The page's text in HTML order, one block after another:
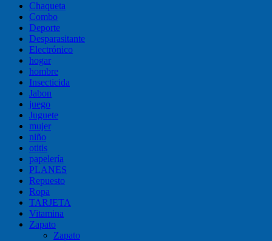
Chaqueta
Combo
Deporte
Desparasitante
Electrónico
hogar
hombre
Insecticida
Jabon
juego
Juguete
mujer
niño
otitis
papelería
PLANES
Repuesto
Ropa
TARJETA
Vitamina
Zapato
Zapato